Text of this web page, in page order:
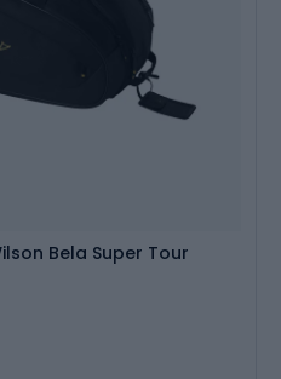
Bela Super Tour